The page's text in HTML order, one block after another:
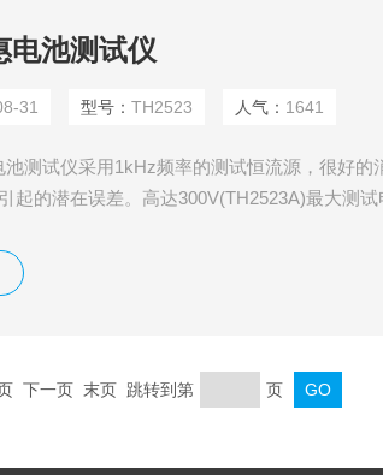
电池测试仪
31 型号：TH2523 人气： 1641
池测试仪采用1kHz频率的测试恒流源，很好的
起的潜在误差。高达300V(TH2523A)最大测
阻测试要求，更能满足一些趋向大型化、低阻
次左右。
下一页 末页 跳转到第 页